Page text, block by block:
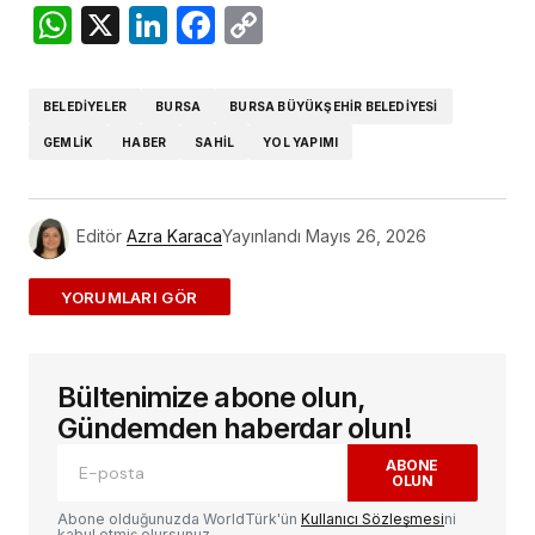
WhatsApp
X LinkedIn
Facebook
BELEDIYELER BURSA BURSA BÜYÜKŞEHIR BELEDIYESI
GEMLIK HABER SAHIL YOL YAPIMI
Editör Azra KaracaYayınlandı Mayıs 26, 2026
ADD A COMMENT
E-posta adresiniz yayınlanmayacak.
alanlar*ile işaretlenmişlerdir
Yorum
Bültenimize abone olun,
Gündemden haberdar olun!
ABONE
OLUN
Abone olduğunuzda WorldTürk'ün Kullanıcı Sözleşmesini